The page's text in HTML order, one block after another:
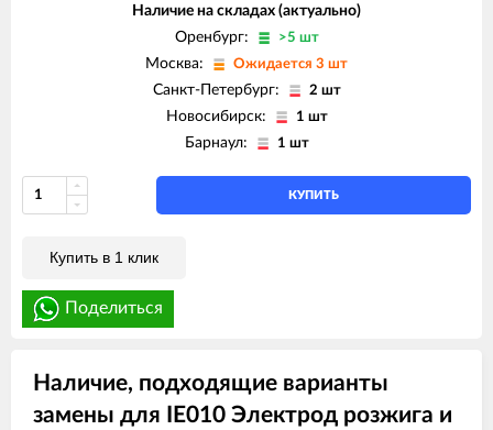
Наличие на складах (актуально)
Оренбург:
>5 шт
Москва: Ожидается 3 шт
Санкт-Петербург: 2 шт
Новосибирск: 1 шт
Барнаул: 1 шт
КУПИТЬ
Купить в 1 клик
Поделиться
Наличие, подходящие варианты
замены для IE010 Электрод розжига и